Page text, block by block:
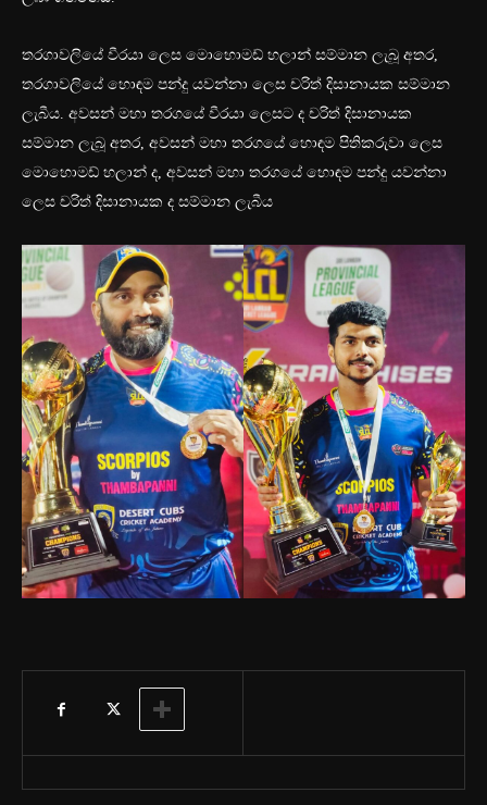
තරගාවලියේ වීරයා ලෙස මොහොමඩ් හලාන් සම්මාන ලැබූ අතර,
තරගාවලියේ හොඳම පන්දු යවන්නා ලෙස චරිත් දිසානායක සම්මාන
ලැබීය. අවසන් මහා තරගයේ වීරයා ලෙසට ද චරිත් දිසානායක
සම්මාන ලැබූ අතර, අවසන් මහා තරගයේ හොඳම පිතිකරුවා ලෙස
මොහොමඩ් හලාන් ද, අවසන් මහා තරගයේ හොඳම පන්දු යවන්නා
ලෙස චරිත් දිසානායක ද සම්මාන ලැබීය